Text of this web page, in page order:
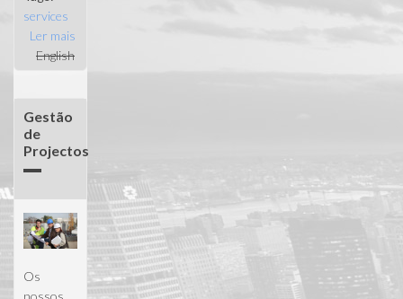
services
Ler mais
acerca de
Selecção de
English
Gestão
de
Projectos
Os
nossos